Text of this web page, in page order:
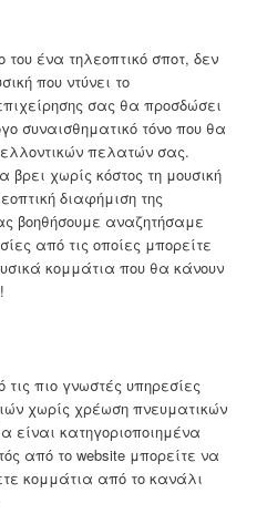
του ένα τηλεοπτικό σποτ, δεν
που ντύνει το
σας θα προσδώσει
συναισθηματικό τόνο που θα
πελατών σας.
χωρίς κόστος τη μουσική
διαφήμιση της
βοηθήσουμε αναζητήσαμε
από τις οποίες μπορείτε
κομμάτια που θα κάνουν
τις πιο γνωστές υπηρεσίες
χωρίς χρέωση πνευματικών
είναι κατηγοριοποιημένα
από το website μπορείτε να
κομμάτια από το κανάλι